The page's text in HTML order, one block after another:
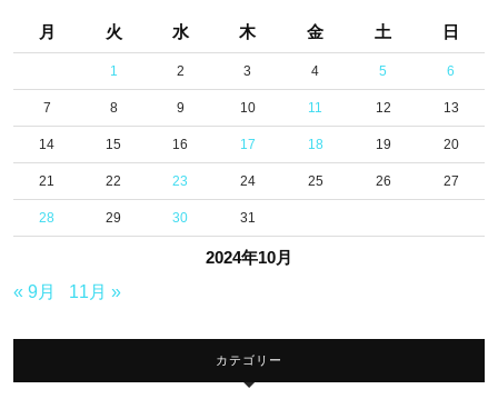
本
社
地
下
ス
タ
27
2024年10月
月 火 水 木 金 土 日
1 2 3 4 5 6
7 8 9 10 11 12 13
14 15 16 17 18 19 20
21 22 23 24 25 26 27
28 29 30 31
« 9月 11月 »
カテゴリー